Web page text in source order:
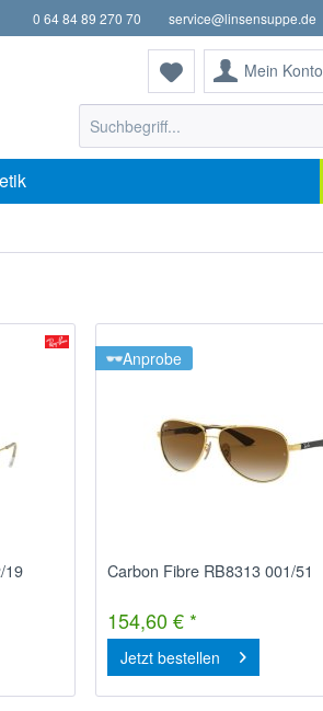
0 64 84 89 270 70 service@linsensuppe.de
Mein Konto
19
Anprobe
Carbon Fibre RB8313 001/51
154,60 € *
Jetzt bestellen